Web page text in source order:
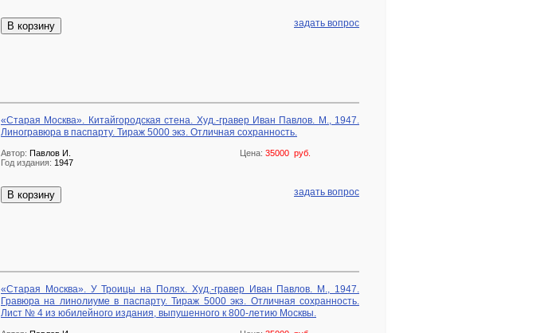
В корзину задать вопрос
«Старая Москва». Китайгородская стена. Худ.-гравер Иван Павлов. М., 1947.
Линогравюра в паспарту. Тираж 5000 экз. Отличная сохранность.
Цена: 35000 руб.
Автор: Павлов И.
Год издания: 1947
В корзину задать вопрос
«Старая Москва». У Троицы на Полях. Худ.-гравер Иван Павлов. М., 1947.
Гравюра на линолиуме в паспарту. Тираж 5000 экз. Отличная сохранность.
Лист № 4 из юбилейного издания, выпушенного к 800-летию Москвы.